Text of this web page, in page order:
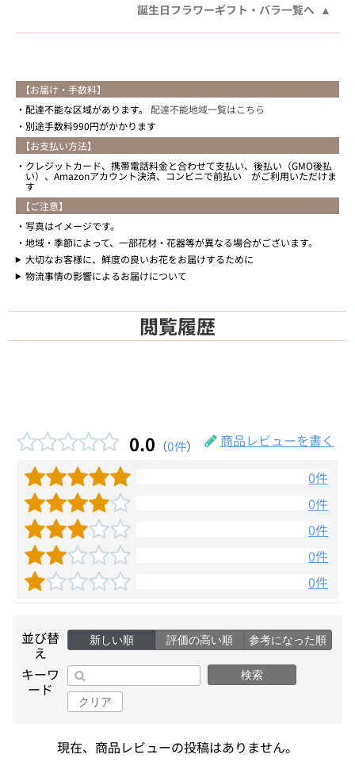
誕生日フラワーギフト・バラ一覧へ
【お届け・手数料】
配達不能な区域があります。 配達不能地域一覧はこちら
別途手数料990円がかかります
【お支払い方法】
クレジットカード、携帯電話料金と合わせて支払い、後払い（GMO後払
い）、Amazonアカウント決済、コンビニで前払い がご利用いただけま
す
【ご注意】
写真はイメージです。
地域・季節によって、一部花材・花器等が異なる場合がございます。
大切なお客様に、鮮度の良いお花をお届けするために
物流事情の影響によるお届けについて
閲覧履歴
0.0 （0件）
商品レビューを書く
0件
0件
0件
0件
0件
並び替
え
新しい順 評価の高い順 参考になった順
キーワ
ード
検索
クリア
現在、商品レビューの投稿はありません。